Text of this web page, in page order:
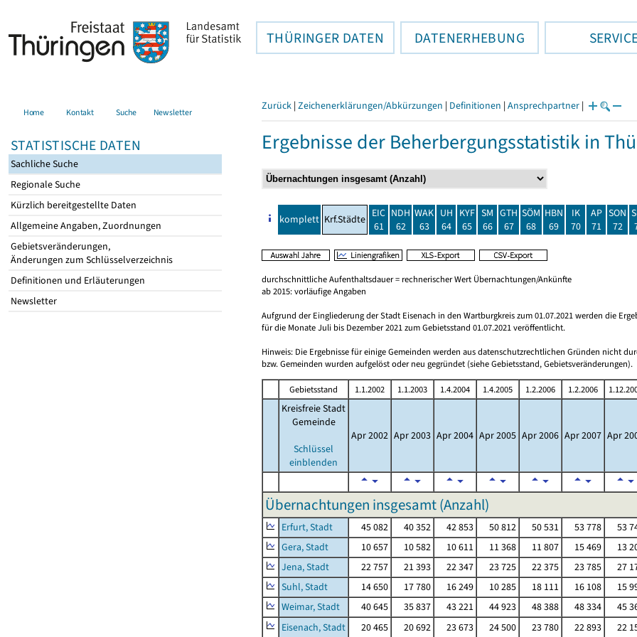
THÜRINGER DATEN DATENERHEBUNG
Home Kontakt Suche Newsletter
STATISTISCHE DATEN
Sachliche Suche
Regionale Suche
Kürzlich bereitgestellte Daten
Allgemeine Angaben, Zuordnungen
Gebietsveränderungen,
Änderungen zum Schlüsselverzeichnis
Definitionen und Erläuterungen
Newsletter
Zurück | Zeichenerklärungen/Abkürzungen | Definitionen | Ansprechpartner |
Ergebnisse der Beherbergungsstatistik in
komplett Krf.Städte EIC
61
NDH
62
WAK
63
UH
64
KYF
65
SM
66
GTH
67
SÖM
68
HBN
69
IK
70
AP
71
SON
72
durchschnittliche Aufenthaltsdauer = rechnerischer Wert Übernachtungen/Ankünfte
ab 2015: vorläufige Angaben
Aufgrund der Eingliederung der Stadt Eisenach in den Wartburgkreis zum 01.07.2021 werden die
für die Monate Juli bis Dezember 2021 zum Gebietsstand 01.07.2021 veröffentlicht.
Hinweis: Die Ergebnisse für einige Gemeinden werden aus datenschutzrechtlichen Gründen nicht
bzw. Gemeinden wurden aufgelöst oder neu gegründet (siehe Gebietsstand, Gebietsveränderungen).
Gebietsstand 1.1.2002 1.1.2003 1.4.2004 1.4.2005 1.2.2006 1.2.2006
Kreisfreie Stadt
Gemeinde
Schlüssel
einblenden
Apr 2002 Apr 2003 Apr 2004 Apr 2005 Apr 2006 Apr 2007 Apr
Übernachtungen insgesamt (Anzahl)
Erfurt, Stadt 45 082 40 352 42 853 50 812 50 531 53 778 53
Gera, Stadt
10 657 10 582 10 611 11 368 11 807 15 469 13
Jena, Stadt
22 757 21 393 22 347 23 725 22 375 23 785 27
Suhl, Stadt
14 650 17 780 16 249 10 285 18 111 16 108 15
Weimar, Stadt
40 645 35 837 43 221 44 923 48 388 48 334 45
Eisenach, Stadt
20 465 20 692 23 673 24 500 23 780 22 893 22